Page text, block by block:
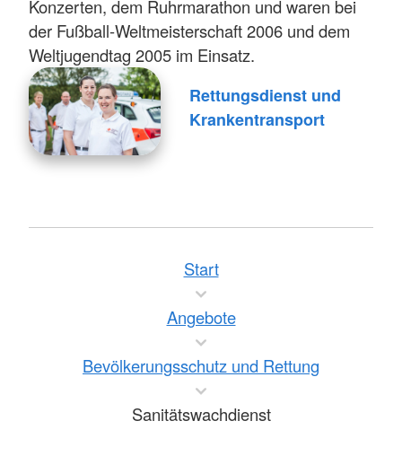
Konzerten, dem Ruhrmarathon und waren bei
der Fußball-Weltmeisterschaft 2006 und dem
Weltjugendtag 2005 im Einsatz.
Rettungsdienst und
Krankentransport
Start
Angebote
Bevölkerungsschutz und Rettung
Sanitätswachdienst